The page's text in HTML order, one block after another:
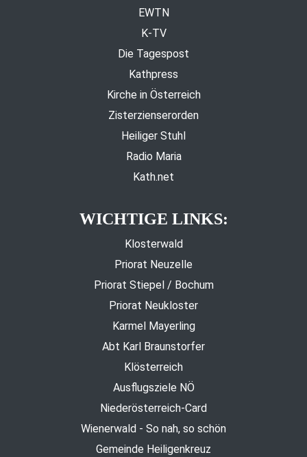
EWTN
K-TV
Die Tagespost
Kathpress
Kirche in Österreich
Zisterzienserorden
Heiliger Stuhl
Radio Maria
Kath.net
WICHTIGE LINKS:
Klosterwald
Priorat Neuzelle
Priorat Stiepel / Bochum
Priorat Neukloster
Karmel Mayerling
Abt Karl Braunstorfer
Klösterreich
Ausflugsziele NÖ
Niederösterreich-Card
Wienerwald - So nah, so schön
Gemeinde Heiligenkreuz